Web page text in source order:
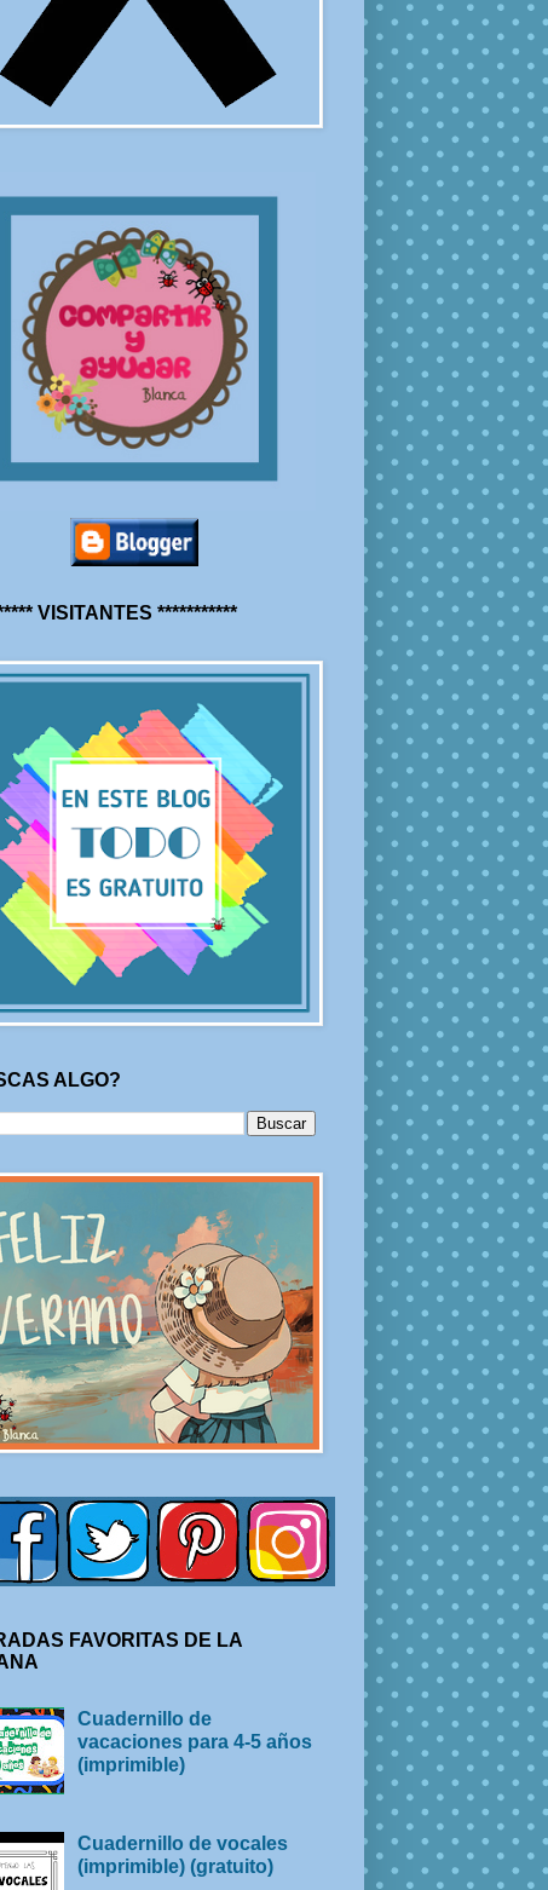
VISITANTES ***********
ALGO?
FAVORITAS DE LA
Cuadernillo de
vacaciones para 4-5 años
(imprimible)
Cuadernillo de vocales
(imprimible) (gratuito)